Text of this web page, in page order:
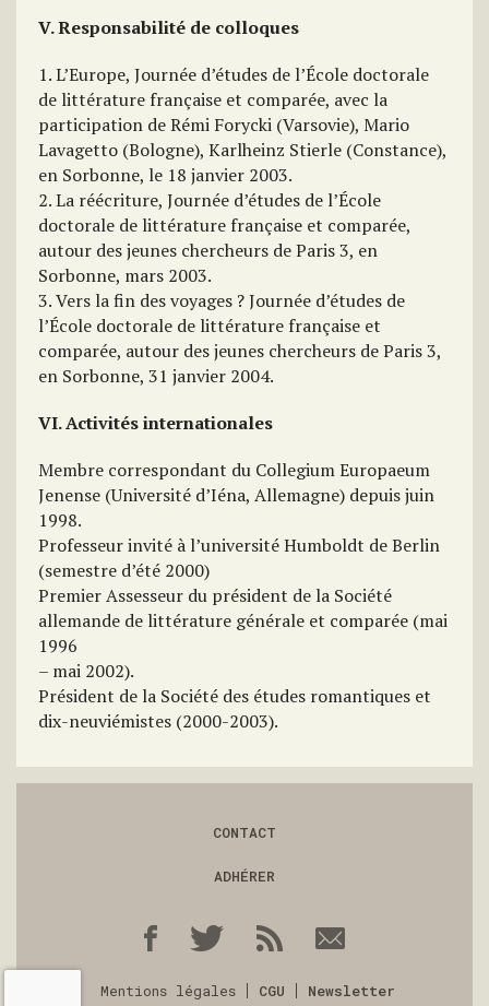
V. Responsabilité de colloques
1. L’Europe, Journée d’études de l’École doctorale
de littérature française et comparée, avec la
participation de Rémi Forycki (Varsovie), Mario
Lavagetto (Bologne), Karlheinz Stierle (Constance),
en Sorbonne, le 18 janvier 2003.
2. La réécriture, Journée d’études de l’École
doctorale de littérature française et comparée,
autour des jeunes chercheurs de Paris 3, en
Sorbonne, mars 2003.
3. Vers la fin des voyages ? Journée d’études de
l’École doctorale de littérature française et
comparée, autour des jeunes chercheurs de Paris 3,
en Sorbonne, 31 janvier 2004.
VI. Activités internationales
Membre correspondant du Collegium Europaeum
Jenense (Université d’Iéna, Allemagne) depuis juin
1998.
Professeur invité à l’université Humboldt de Berlin
(semestre d’été 2000)
Premier Assesseur du président de la Société
allemande de littérature générale et comparée (mai
1996
– mai 2002).
Président de la Société des études romantiques et
dix-neuviémistes (2000-2003).
CONTACT
ADHÉRER
Mentions légales CGU Newsletter